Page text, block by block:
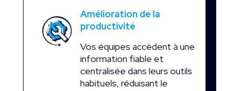
Amélioration de la
productivité
Vos équipes accèdent à une
information fiable et
centralisée dans leurs outils
habituels, réduisant le